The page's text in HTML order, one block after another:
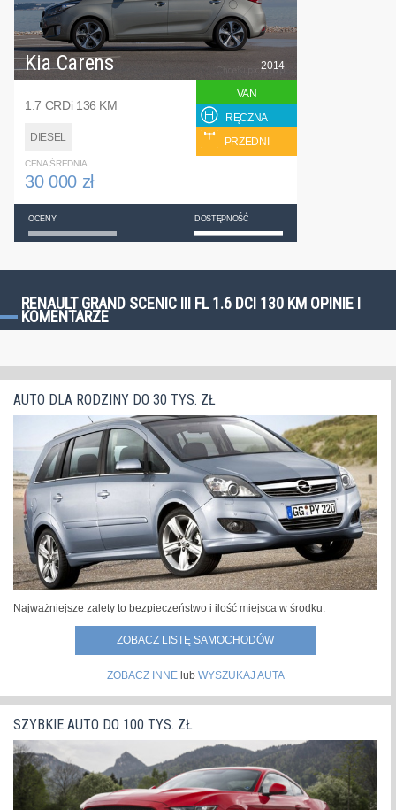
Kia Carens
1.7 CRDi 136 KM
DIESEL
2014
VAN
RĘCZNA
PRZEDNI
CENA ŚREDNIA
30 000 zł
OCENY DOSTĘPNOŚĆ
RENAULT GRAND SCENIC III FL 1.6 DCI 130 KM OPINIE I
KOMENTARZE
AUTO DLA RODZINY DO 30 TYS. ZŁ
Najważniejsze zalety to bezpieczeństwo i ilość miejsca w środku.
ZOBACZ LISTĘ SAMOCHODÓW
ZOBACZ INNElub WYSZUKAJ AUTA
SZYBKIE AUTO DO 100 TYS. ZŁ